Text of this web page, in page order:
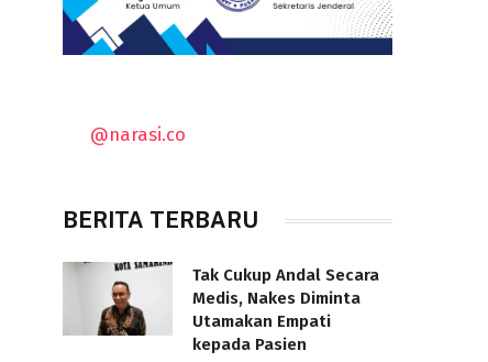
@narasi.co
BERITA TERBARU
Tak Cukup Andal Secara
Medis, Nakes Diminta
Utamakan Empati
kepada Pasien